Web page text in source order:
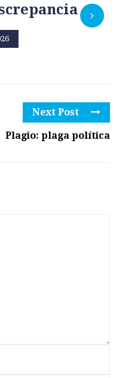
Next Post
Plagio: plaga política